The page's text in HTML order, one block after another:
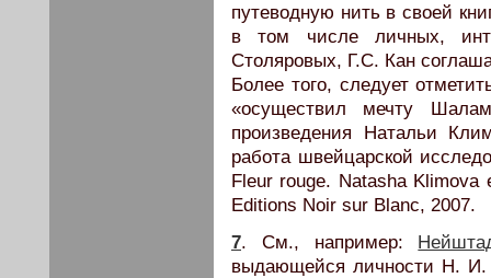
путеводную нить в своей
в том числе личных,
Столяровых, Г.С. Кан
Более того, следует
«осуществил мечту
произведения Натальи
работа швейцарской
Fleur rouge. Natasha
Editions Noir sur Blanc, 2007.
7. См., например:
выдающейся личности Н. И.